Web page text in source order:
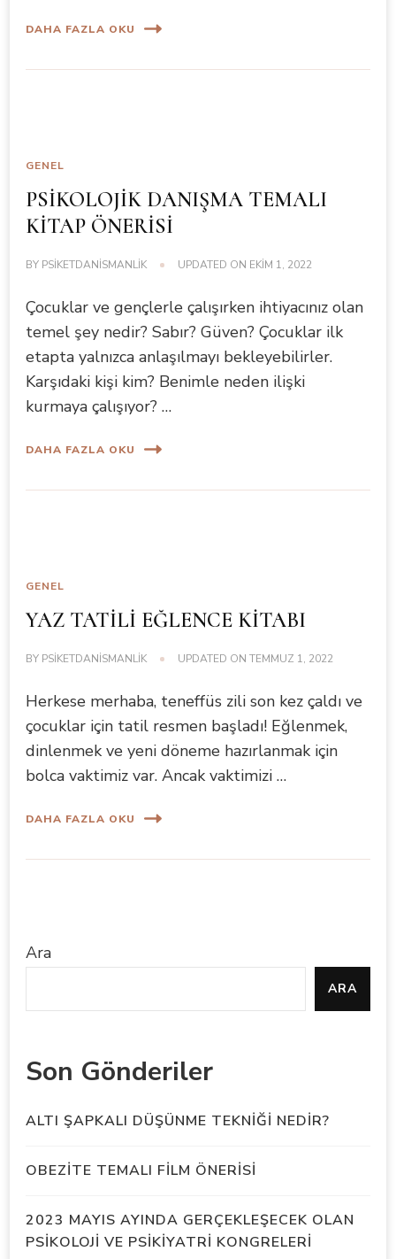
DAHA FAZLA OKU
GENEL
PSİKOLOJİK DANIŞMA TEMALI
KİTAP ÖNERİSİ
BY PSIKETDANISMANLIK UPDATED ON EKIM 1, 2022
Çocuklar ve gençlerle çalışırken ihtiyacınız olan
temel şey nedir? Sabır? Güven? Çocuklar ilk
etapta yalnızca anlaşılmayı bekleyebilirler.
Karşıdaki kişi kim? Benimle neden ilişki
kurmaya çalışıyor? …
DAHA FAZLA OKU
GENEL
YAZ TATİLİ EĞLENCE KİTABI
BY PSIKETDANISMANLIK UPDATED ON TEMMUZ 1, 2022
Herkese merhaba, teneffüs zili son kez çaldı ve
çocuklar için tatil resmen başladı! Eğlenmek,
dinlenmek ve yeni döneme hazırlanmak için
bolca vaktimiz var. Ancak vaktimizi …
DAHA FAZLA OKU
Ara
ARA
Son Gönderiler
ALTI ŞAPKALI DÜŞÜNME TEKNİĞİ NEDİR?
OBEZİTE TEMALI FİLM ÖNERİSİ
2023 MAYIS AYINDA GERÇEKLEŞECEK OLAN
PSİKOLOJİ VE PSİKİYATRİ KONGRELERİ